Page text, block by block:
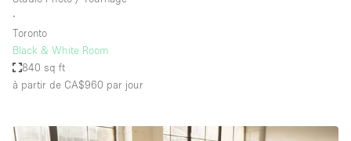
∙
Toronto
Black & White Room
840 sq ft
à partir de CA$960 par jour